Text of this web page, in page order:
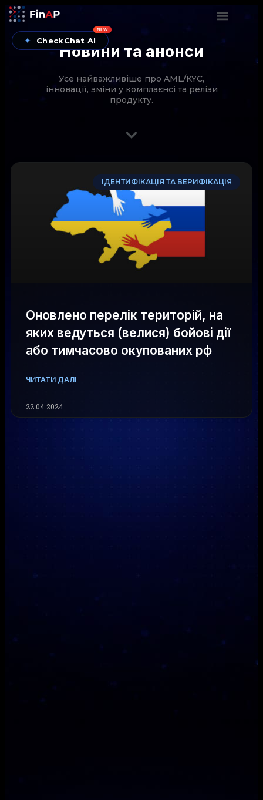
✦ CheckChat AI
NEW
Новини та анонси
Усе найважливіше про AML/KYC,
інновації, зміни у комплаєнсі та релізи
продукту.
ІДЕНТИФІКАЦІЯ ТА ВЕРИФІКАЦІЯ
Оновлено перелік територій, на
яких ведуться (велися) бойові дії
або тимчасово окупованих рф
ЧИТАТИ ДАЛІ
22.04.2024